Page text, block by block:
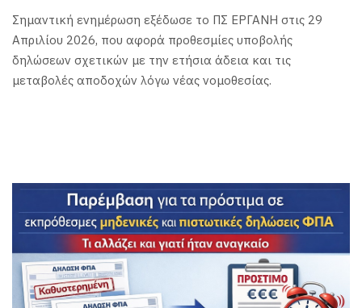
Σημαντική ενημέρωση εξέδωσε το ΠΣ ΕΡΓΑΝΗ στις 29
Απριλίου 2026, που αφορά προθεσμίες υποβολής
δηλώσεων σχετικών με την ετήσια άδεια και τις
μεταβολές αποδοχών λόγω νέας νομοθεσίας.